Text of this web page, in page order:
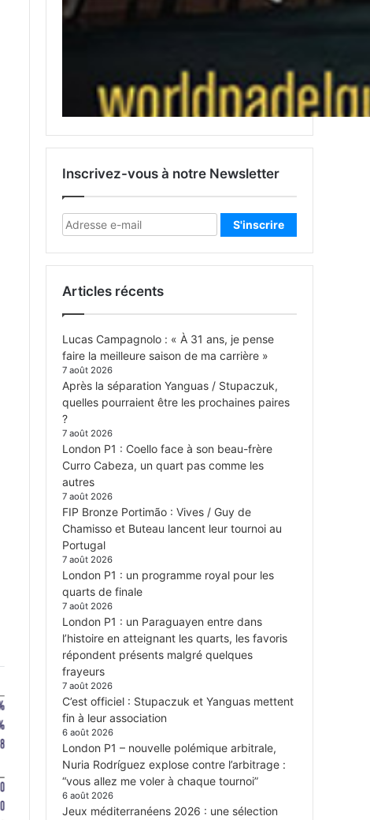
Inscrivez-vous à notre Newsletter
Articles récents
Lucas Campagnolo : « À 31 ans, je pense
faire la meilleure saison de ma carrière »
7 août 2026
Après la séparation Yanguas / Stupaczuk,
quelles pourraient être les prochaines paires
?
7 août 2026
London P1 : Coello face à son beau-frère
Curro Cabeza, un quart pas comme les
autres
7 août 2026
FIP Bronze Portimão : Vives / Guy de
Chamisso et Buteau lancent leur tournoi au
Portugal
7 août 2026
London P1 : un programme royal pour les
quarts de finale
7 août 2026
London P1 : un Paraguayen entre dans
l’histoire en atteignant les quarts, les favoris
répondent présents malgré quelques
frayeurs
7 août 2026
C’est officiel : Stupaczuk et Yanguas mettent
fin à leur association
6 août 2026
London P1 – nouvelle polémique arbitrale,
Nuria Rodríguez explose contre l’arbitrage :
“vous allez me voler à chaque tournoi”
6 août 2026
Jeux méditerranéens 2026 : une sélection